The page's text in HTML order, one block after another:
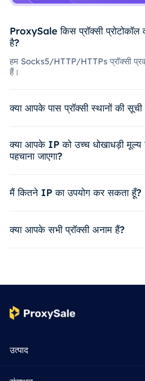
ProxySale किस प्रॉक्सी प्रोटोकॉल
है?
हम Socks5/HTTP/HTTPs प्रॉक्सी
हैं।
क्या आपके पास प्रॉक्सी स्थानों की सूची
क्या आपके IP को उच्च धोखाधड़ी
पहचाना जाएगा?
मैं कितने IP का उपयोग कर सकता हूँ?
क्या आपके सभी प्रॉक्सी अनाम हैं?
उत्पाद